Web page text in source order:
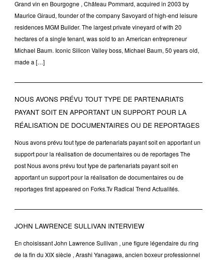
Grand vin en Bourgogne , Château Pommard, acquired in 2003 by
Maurice Giraud, founder of the company Savoyard of high-end leisure
residences MGM Builder. The largest private vineyard of with 20
hectares of a single tenant, was sold to an American entrepreneur
Michael Baum. Iconic Silicon Valley boss, Michael Baum, 50 years old,
made a […]
NOUS AVONS PRÉVU TOUT TYPE DE PARTENARIATS
PAYANT SOIT EN APPORTANT UN SUPPORT POUR LA
RÉALISATION DE DOCUMENTAIRES OU DE REPORTAGES
Nous avons prévu tout type de partenariats payant soit en apportant un
support pour la réalisation de documentaires ou de reportages The
post Nous avons prévu tout type de partenariats payant soit en
apportant un support pour la réalisation de documentaires ou de
reportages first appeared on Forks.Tv Radical Trend Actualités.
JOHN LAWRENCE SULLIVAN INTERVIEW
En choisissant John Lawrence Sullivan , une figure légendaire du ring
de la fin du XIX siècle , Arashi Yanagawa, ancien boxeur professionnel